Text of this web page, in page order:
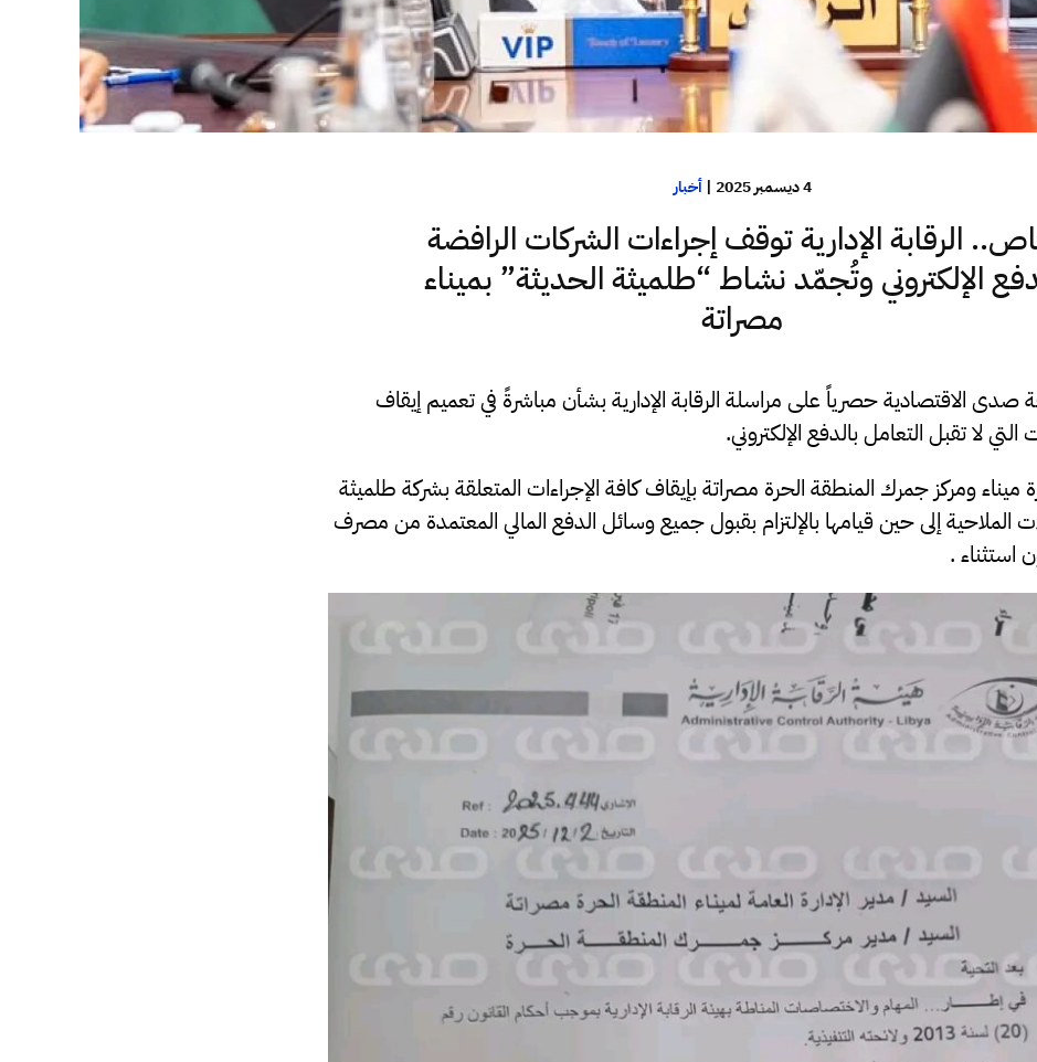
4 ديسمبر 2025 |أخبار
الرقابة الإدارية توقف إجراءات الشركات الرافضة
الإلكتروني وتُجمّد نشاط “طلميثة الحديثة” بميناء
مصراتة
الاقتصادية حصرياً على مراسلة الرقابة الإدارية بشأن مباشرةً في تعميم إيقاف
لا تقبل التعامل بالدفع الإلكتروني.
ميناء ومركز جمرك المنطقة الحرة مصراتة بإيقاف كافة الإجراءات المتعلقة بشركة طلميثة
الملاحية إلى حين قيامها بالإلتزام بقبول جميع وسائل الدفع المالي المعتمدة من مصرف
استثناء .